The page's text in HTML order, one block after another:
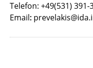
Telefon: +49(531) 391-
Email: